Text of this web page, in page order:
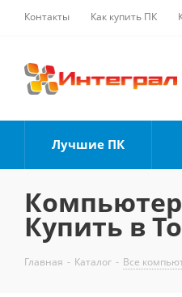
Контакты Как купить ПК
Лучшие ПК
Компьютер
Купить в
Главная - Каталог - Все